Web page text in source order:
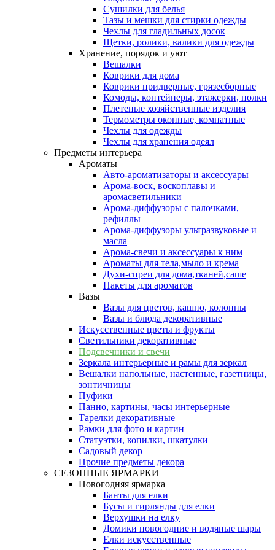
Сушилки для белья
Тазы и мешки для стирки одежды
Чехлы для гладильных досок
Щетки, ролики, валики для одежды
Хранение, порядок и уют
Вешалки
Коврики для дома
Коврики придверные, грязесборные
Комоды, контейнеры, этажерки, полки
Плетеные хозяйственные изделия
Термометры оконные, комнатные
Чехлы для одежды
Чехлы для хранения одеял
Предметы интерьера
Ароматы
Авто-ароматизаторы и аксессуары
Арома-воск, воскоплавы и
аромасветильники
Арома-диффузоры с палочками,
рефиллы
Арома-диффузоры ультразвуковые и
масла
Арома-свечи и аксессуары к ним
Ароматы для тела,мыло и крема
Духи-спреи для дома,тканей,саше
Пакеты для ароматов
Вазы
Вазы для цветов, кашпо, колонны
Вазы и блюда декоративные
Искусственные цветы и фрукты
Светильники декоративные
Подсвечники и свечи
Зеркала интерьерные и рамы для зеркал
Вешалки напольные, настенные, газетницы,
зонтичницы
Пуфики
Панно, картины, часы интерьерные
Тарелки декоративные
Рамки для фото и картин
Статуэтки, копилки, шкатулки
Садовый декор
Прочие предметы декора
СЕЗОННЫЕ ЯРМАРКИ
Новогодняя ярмарка
Банты для елки
Бусы и гирлянды для елки
Верхушки на елку
Домики новогодние и водяные шары
Елки искусственные